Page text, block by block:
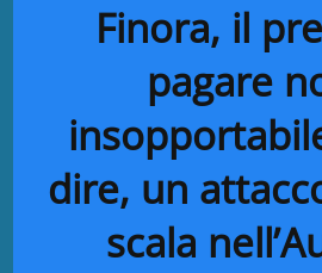
Finora, il
pagare
dire, un
scala